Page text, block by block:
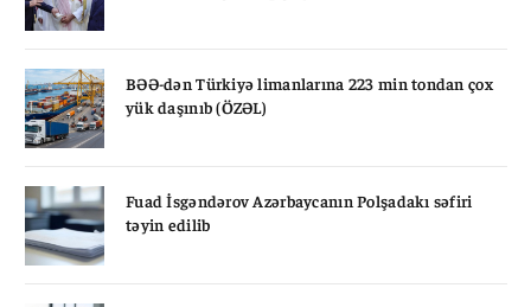
BƏƏ-dən Türkiyə limanlarına 223 min tondan çox
yük daşınıb (ÖZƏL)
Fuad İsgəndərov Azərbaycanın Polşadakı səfiri
təyin edilib